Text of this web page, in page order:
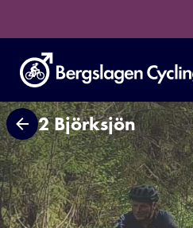
2 Björksjön